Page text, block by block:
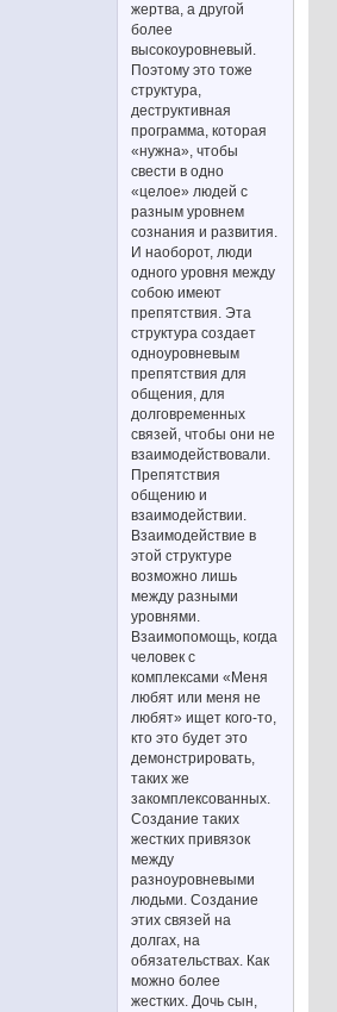
жертва, а другой
более
высокоуровневый.
Поэтому это тоже
структура,
деструктивная
программа, которая
«нужна», чтобы
свести в одно
«целое» людей с
разным уровнем
сознания и развития.
И наоборот, люди
одного уровня между
собою имеют
препятствия. Эта
структура создает
одноуровневым
препятствия для
общения, для
долговременных
связей, чтобы они не
взаимодействовали.
Препятствия
общению и
взаимодействии.
Взаимодействие в
этой структуре
возможно лишь
между разными
уровнями.
Взаимопомощь, когда
человек с
комплексами «Меня
любят или меня не
любят» ищет кого-то,
кто это будет это
демонстрировать,
таких же
закомплексованных.
Создание таких
жестких привязок
между
разноуровневыми
людьми. Создание
этих связей на
долгах, на
обязательствах. Как
можно более
жестких. Дочь сын,